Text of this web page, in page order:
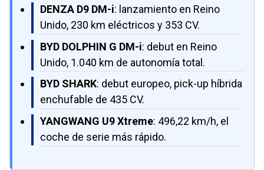
DENZA D9 DM-i: lanzamiento en Reino
Unido, 230 km eléctricos y 353 CV.
BYD DOLPHIN G DM-i: debut en Reino
Unido, 1.040 km de autonomía total.
BYD SHARK: debut europeo, pick-up híbrida
enchufable de 435 CV.
YANGWANG U9 Xtreme: 496,22 km/h, el
coche de serie más rápido.